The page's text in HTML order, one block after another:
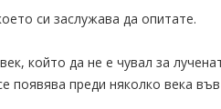
си заслужава да опитате.
който да не е чувал за
появява преди няколко века